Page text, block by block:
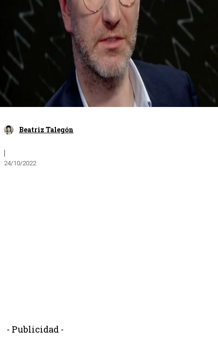
Beatriz Talegón
|
24/10/2022
- Publicidad -